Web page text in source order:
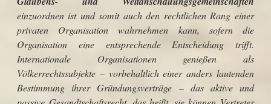
einzuordnen ist und somit auch den rechtlichen Rang einer
privaten Organisation wahrnehmen kann, sofern die
Organisation eine entsprechende Entscheidung trifft.
Internationale Organisationen genießen als
Völkerrechtssubjekte – vorbehaltlich einer anders lautenden
Bestimmung ihrer Gründungsverträge – das aktive und